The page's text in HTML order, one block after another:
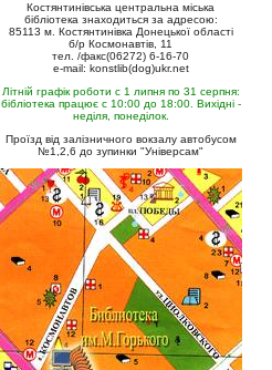
Костянтинівська центральна міська
бібліотека знаходиться за адресою:
85113 м. Костянтинівка Донецької області
б/р Космонавтів, 11
тел. /факс(06272) 6-16-70
e-mail: konstlib(dog)ukr.net
Літній графік роботи с 1 липня по 31 серпня:
бібліотека працює с 10:00 до 18:00. Вихідні -
неділя, понеділок.
Проїзд від залізничного вокзалу автобусом
№1,2,6 до зупинки "Універсам"